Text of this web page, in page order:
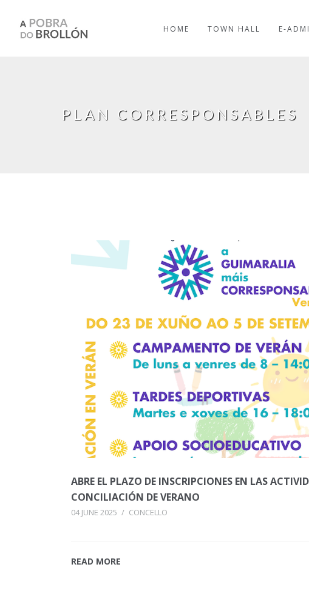
HOME TOWN HALL E-
PLAN CORRESPONSABLES
ABRE EL PLAZO DE INSCRIPCIONES EN LAS
CONCILIACIÓN DE VERANO
04 JUNE 2025 / CONCELLO
READ MORE
Pages